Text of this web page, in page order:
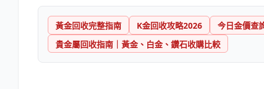
黃金回收完整指南 K金回收攻略2026
今日金價查
貴金屬回收指南｜黃金、白金、鑽石收購比較